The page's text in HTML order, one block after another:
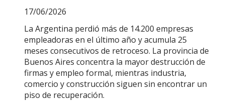
La Argentina perdió más de 14.200 empresas
empleadoras en el último año y acumula 25
meses consecutivos de retroceso. La provincia de
Buenos Aires concentra la mayor destrucción de
firmas y empleo formal, mientras industria,
comercio y construcción siguen sin encontrar un
piso de recuperación.
17/06/2026